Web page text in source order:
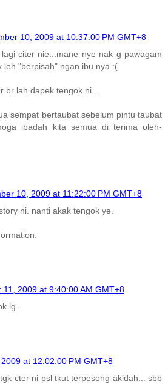
10, 2009 at 10:37:00 PM GMT+8
citer nie...mane nye nak g pawagam
leh "berpisah" ngan ibu nya :(
br lah dapek tengok ni...
sempat bertaubat sebelum pintu taubat
ibadah kita semua di terima oleh-
10, 2009 at 11:22:00 PM GMT+8
ni. nanti akak tengok ye.
11, 2009 at 9:40:00 AM GMT+8
lg..
at 12:02:00 PM GMT+8
cter ni psl tkut terpesong akidah... sbb